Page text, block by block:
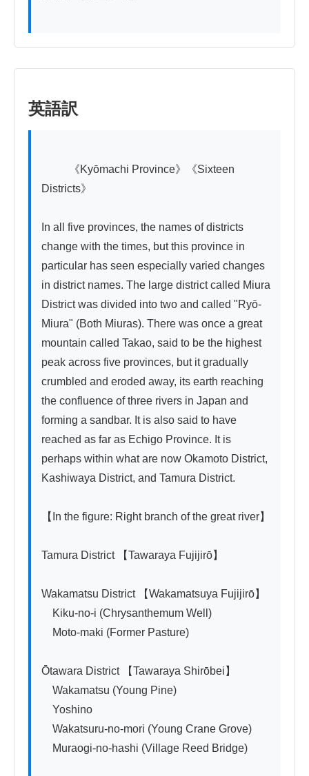
英語訳
Districts》
In all five provinces, the names of districts
change with the times, but this province in
particular has seen especially varied changes
in district names. The large district called Miura
District was divided into two and called "Ryō-
Miura" (Both Miuras). There was once a great
mountain called Takao, said to be the highest
peak across five provinces, but it gradually
crumbled and eroded away, its earth reaching
the confluence of three rivers in Japan and
forming a sandbar. It is also said to have
reached as far as Echigo Province. It is
perhaps within what are now Okamoto District,
Kashiwaya District, and Tamura District.
【In the figure: Right branch of the great river】
Tamura District 【Tawaraya Fujijirō】
Wakamatsu District 【Wakamatsuya Fujijirō】
Kiku-no-i (Chrysanthemum Well)
Moto-maki (Former Pasture)
Ōtawara District 【Tawaraya Shirōbei】
Wakamatsu (Young Pine)
Yoshino
Wakatsuru-no-mori (Young Crane Grove)
Muraogi-no-hashi (Village Reed Bridge)